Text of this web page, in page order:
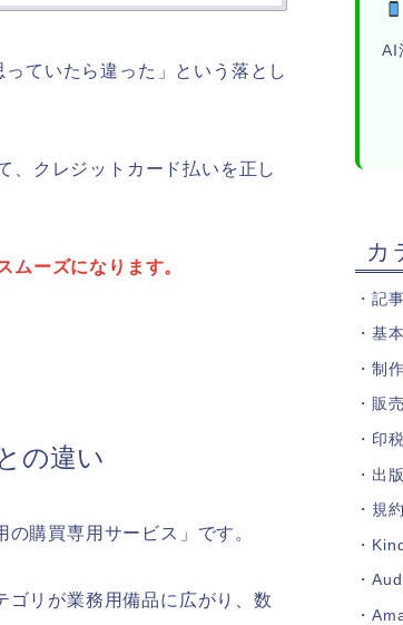
ていたら違った」という落とし
、クレジットカード払いを正し
ムーズになります。
の違い
購買専用サービス」です。
リが業務用備品に広がり、数
AI
カ
・ 記
・ 基
・ 制
・ 販
・ 印
・ 出
・ 規
・
・
・